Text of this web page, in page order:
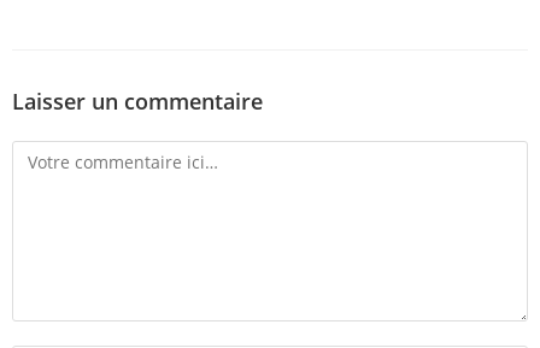
Laisser un commentaire